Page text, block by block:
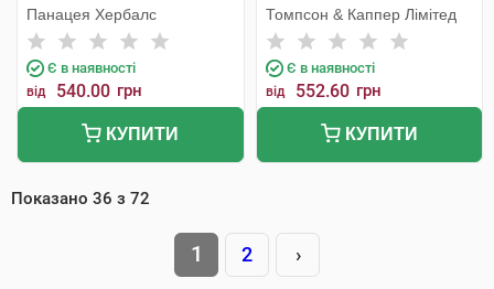
Панацея Хербалс
Є в наявності
від 540.00 грн
КУПИТИ
Томпсон & Каппер Лімітед
Є в наявності
від 552.60 грн
КУПИТИ
Показано 36 з 72
1 2 ›